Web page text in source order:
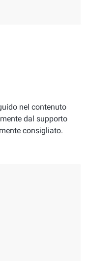
nel contenuto
dal supporto
consigliato.